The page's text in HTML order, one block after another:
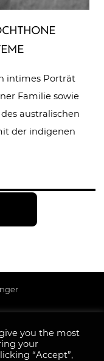
intimes Porträt
Familie sowie
australischen
der indigenen
you the most
your
“Accept”,